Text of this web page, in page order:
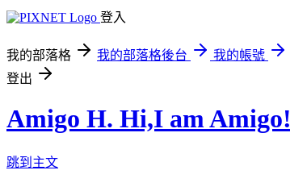
登入
我的部落格 我的部落格後台
我的帳號
登出
Amigo H. Hi,I am Amigo!
跳到主文